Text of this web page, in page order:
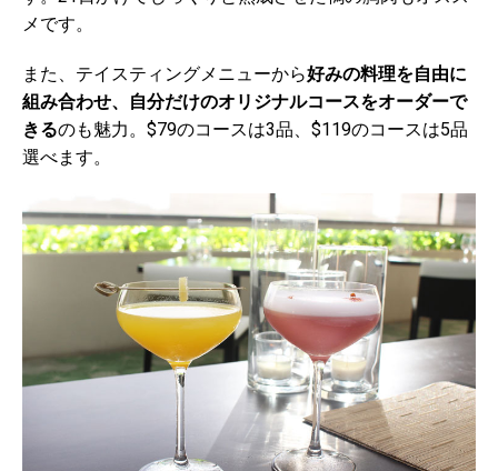
メです。
また、テイスティングメニューから好みの料理を自由に
組み合わせ、自分だけのオリジナルコースをオーダーで
きるのも魅力。$79のコースは3品、$119のコースは5品
選べます。